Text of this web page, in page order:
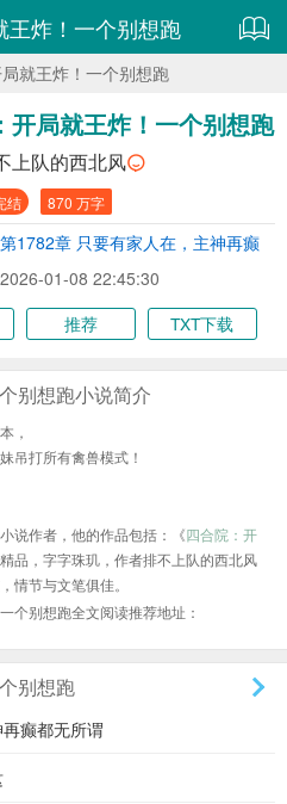
王炸！一个别想跑
就王炸！一个别想跑
开局就王炸！一个别想跑
上队的西北风
结 870 万字
第1782章 只要有家人在，主神再癫
01-08 22:45:30
推荐 TXT下载
别想跑小说简介
，
吊打所有禽兽模式！
说作者，他的作品包括：《四合院：开
品，字字珠玑，作者排不上队的西北风
情节与文笔俱佳。
个别想跑全文阅读推荐地址：
别想跑
癫都无所谓